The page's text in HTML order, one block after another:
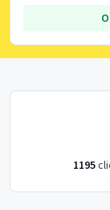
1195